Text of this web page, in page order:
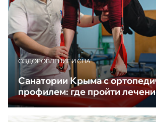
ОЗДОРОВЛЕНИЕ И СПА
Санатории Крыма с
профилем: где пройти